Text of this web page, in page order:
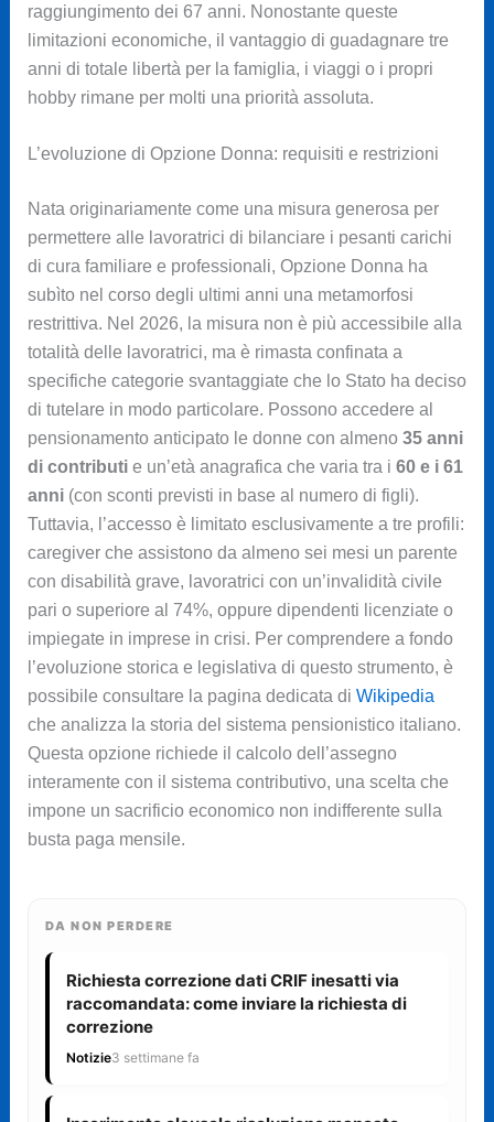
raggiungimento dei 67 anni. Nonostante queste
limitazioni economiche, il vantaggio di guadagnare tre
anni di totale libertà per la famiglia, i viaggi o i propri
hobby rimane per molti una priorità assoluta.
L’evoluzione di Opzione Donna: requisiti e restrizioni
Nata originariamente come una misura generosa per
permettere alle lavoratrici di bilanciare i pesanti carichi
di cura familiare e professionali, Opzione Donna ha
subìto nel corso degli ultimi anni una metamorfosi
restrittiva. Nel 2026, la misura non è più accessibile alla
totalità delle lavoratrici, ma è rimasta confinata a
specifiche categorie svantaggiate che lo Stato ha deciso
di tutelare in modo particolare. Possono accedere al
pensionamento anticipato le donne con almeno 35 anni
di contributie un’età anagrafica che varia tra i 60 e i 61
anni(con sconti previsti in base al numero di figli).
Tuttavia, l’accesso è limitato esclusivamente a tre profili:
caregiver che assistono da almeno sei mesi un parente
con disabilità grave, lavoratrici con un’invalidità civile
pari o superiore al 74%, oppure dipendenti licenziate o
impiegate in imprese in crisi. Per comprendere a fondo
l’evoluzione storica e legislativa di questo strumento, è
possibile consultare la pagina dedicata di Wikipedia
che analizza la storia del sistema pensionistico italiano.
Questa opzione richiede il calcolo dell’assegno
interamente con il sistema contributivo, una scelta che
impone un sacrificio economico non indifferente sulla
busta paga mensile.
DA NON PERDERE
Richiesta correzione dati CRIF inesatti via
raccomandata: come inviare la richiesta di
correzione
Notizie3 settimane fa